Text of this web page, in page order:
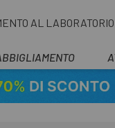
AL LABORATORIO